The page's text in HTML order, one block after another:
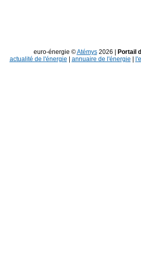
euro-énergie ©Atémys2026 |
Portail
actualité de l'énergie
annuaire de l'énergie